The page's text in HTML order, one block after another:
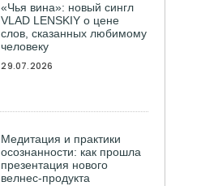
«Чья вина»: новый сингл
VLAD LENSKIY о цене
слов, сказанных любимому
человеку
29.07.2026
Медитация и практики
осознанности: как прошла
презентация нового
велнес-продукта